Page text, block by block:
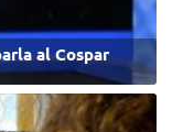
al Cospar